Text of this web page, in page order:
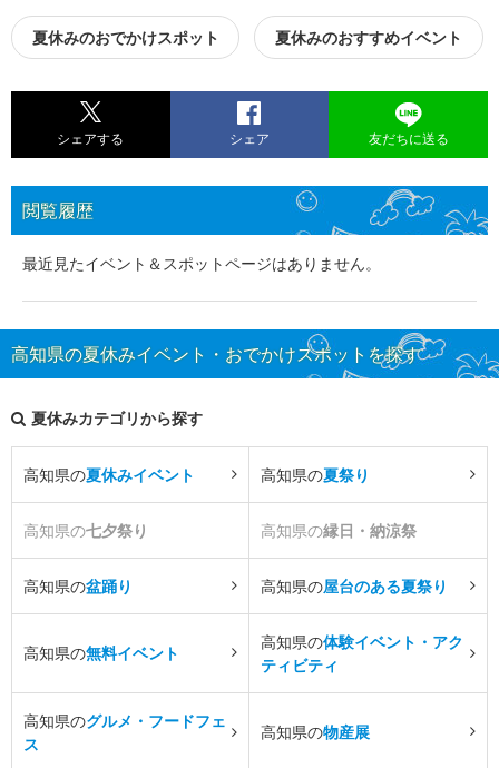
夏休みのおでかけスポット 夏休みのおすすめイベント
シェアする シェア 友だちに送る
閲覧履歴
最近見たイベント＆スポットページはありません。
高知県の夏休みイベント・おでかけスポットを探す
夏休みカテゴリから探す
高知県の夏休みイベント 高知県の夏祭り
高知県の七夕祭り 高知県の縁日・納涼祭
高知県の盆踊り 高知県の屋台のある夏祭り
高知県の無料イベント
高知県の体験イベント・アク
ティビティ
高知県のグルメ・フードフェ
ス
高知県の物産展